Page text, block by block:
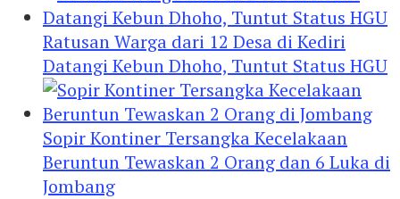
Ratusan Warga dari 12 Desa di Kediri
Datangi Kebun Dhoho, Tuntut Status HGU
Sopir Kontiner Tersangka Kecelakaan
Beruntun Tewaskan 2 Orang dan 6 Luka di
Jombang